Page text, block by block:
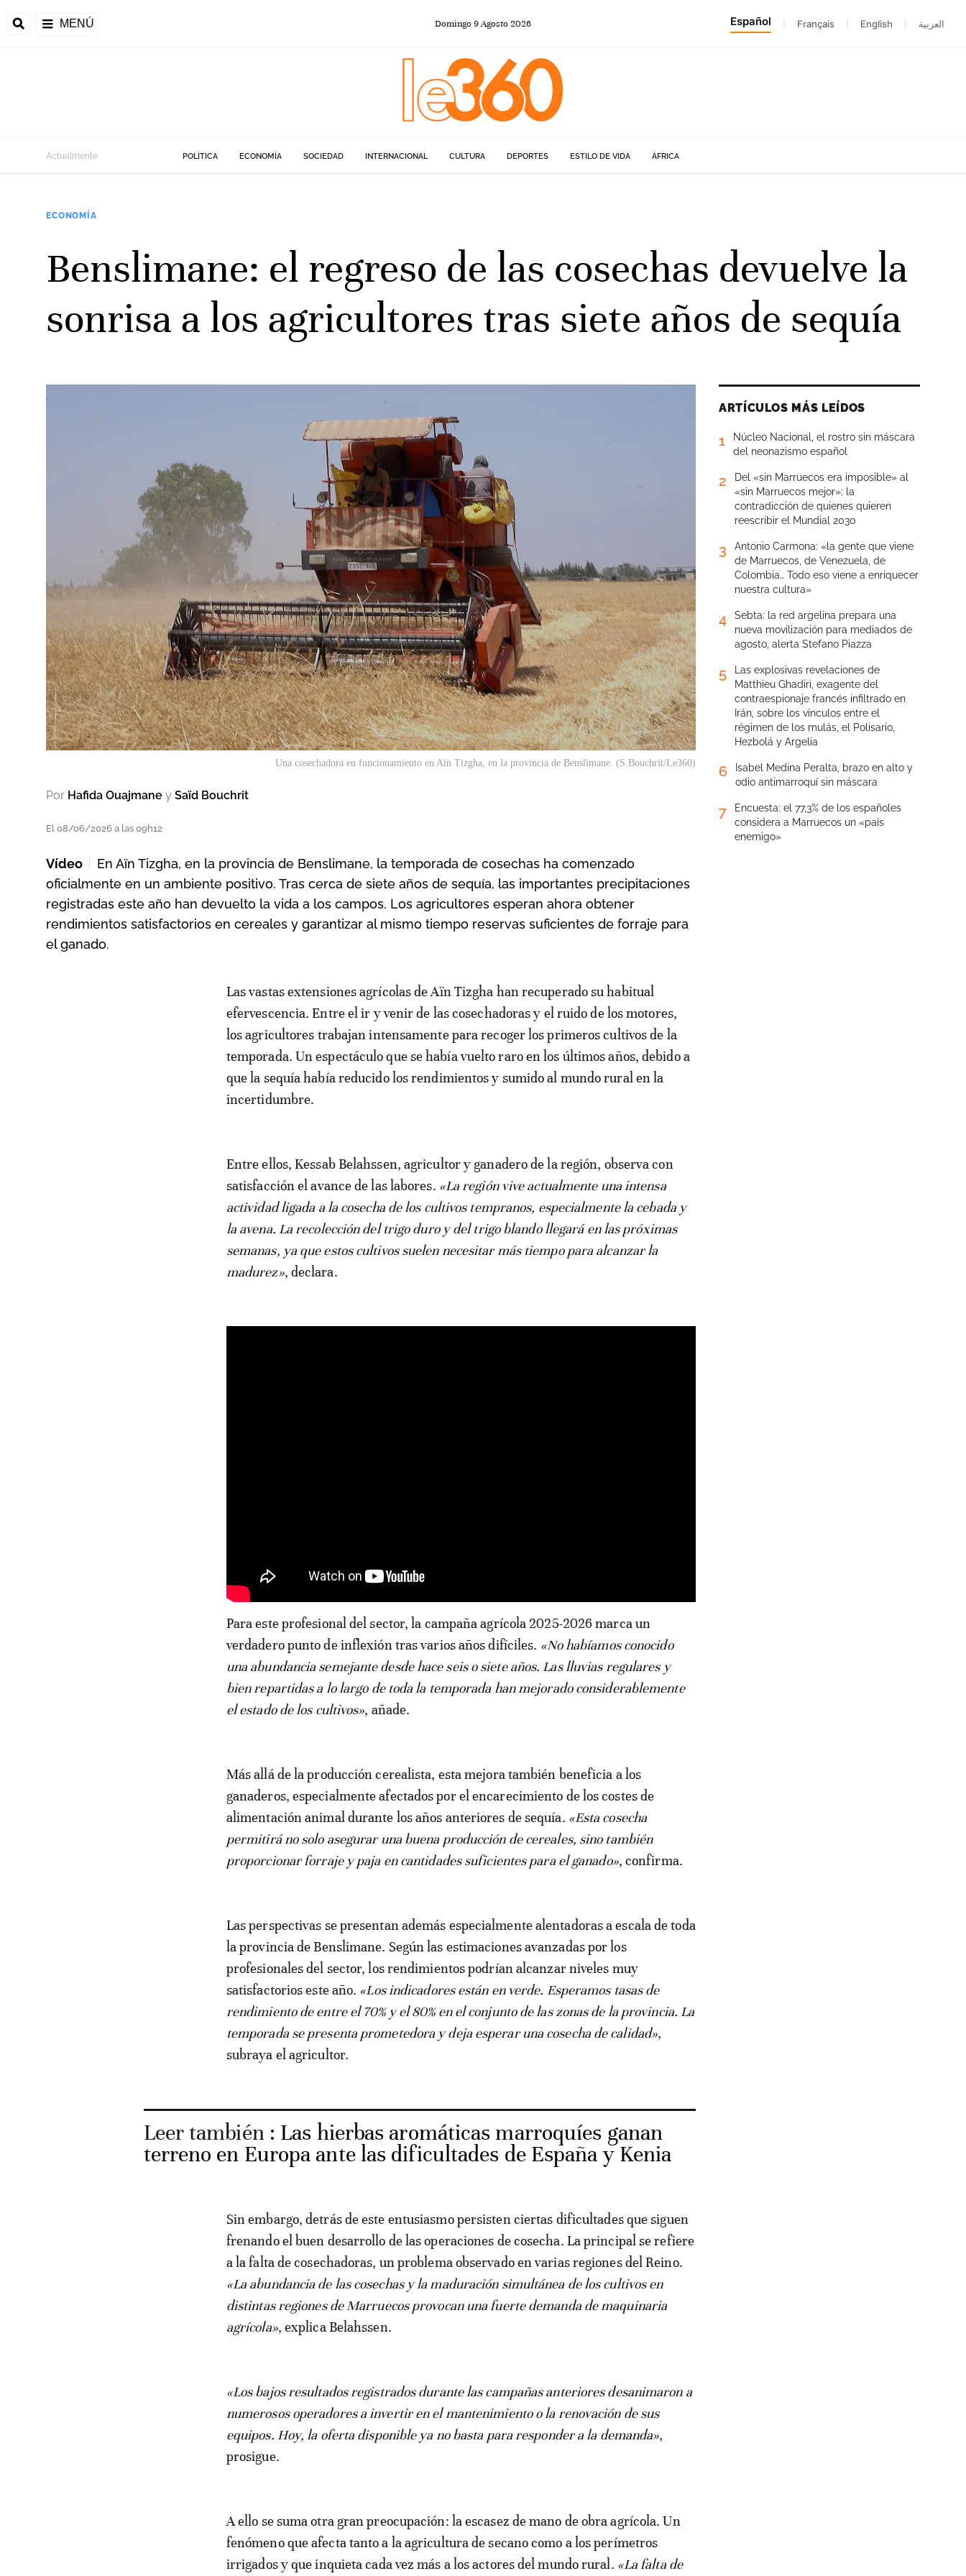
MENÚ Domingo 9Agosto 2026 Español Français English العربية
Actualmente POLÍTICA ECONOMÍA SOCIEDAD INTERNACIONAL CULTURA DEPORTES ESTILO DE VIDA ÁFRICA
ECONOMÍA
Benslimane: el regreso de las cosechas devuelve la
sonrisa a los agricultores tras siete años de sequía
Una cosechadora en funcionamiento en Aïn Tizgha, en la provincia de Benslimane. (S.Bouchrit/Le360)
Por Hafida Ouajmane y Saïd Bouchrit
El 08/06/2026 a las 09h12
Vídeo
En Aïn Tizgha, en la provincia de Benslimane, la temporada de cosechas ha comenzado
oficialmente en un ambiente positivo. Tras cerca de siete años de sequía, las importantes precipitaciones
registradas este año han devuelto la vida a los campos. Los agricultores esperan ahora obtener
rendimientos satisfactorios en cereales y garantizar al mismo tiempo reservas suficientes de forraje para
el ganado.
Las vastas extensiones agrícolas de Aïn Tizgha han recuperado su habitual
efervescencia. Entre el ir y venir de las cosechadoras y el ruido de los motores,
los agricultores trabajan intensamente para recoger los primeros cultivos de la
temporada. Un espectáculo que se había vuelto raro en los últimos años, debido a
que la sequía había reducido los rendimientos y sumido al mundo rural en la
incertidumbre.
Entre ellos, Kessab Belahssen, agricultor y ganadero de la región, observa con
satisfacción el avance de las labores. «La región vive actualmente una intensa
actividad ligada a la cosecha de los cultivos tempranos, especialmente la cebada y
la avena. La recolección del trigo duro y del trigo blando llegará en las próximas
semanas, ya que estos cultivos suelen necesitar más tiempo para alcanzar la
madurez», declara.
Para este profesional del sector, la campaña agrícola 2025-2026 marca un
verdadero punto de inflexión tras varios años difíciles. «No habíamos conocido
una abundancia semejante desde hace seis o siete años. Las lluvias regulares y
bien repartidas a lo largo de toda la temporada han mejorado considerablemente
el estado de los cultivos», añade.
Más allá de la producción cerealista, esta mejora también beneficia a los
ganaderos, especialmente afectados por el encarecimiento de los costes de
alimentación animal durante los años anteriores de sequía. «Esta cosecha
permitirá no solo asegurar una buena producción de cereales, sino también
proporcionar forraje y paja en cantidades suficientes para el ganado», confirma.
Las perspectivas se presentan además especialmente alentadoras a escala de toda
la provincia de Benslimane. Según las estimaciones avanzadas por los
profesionales del sector, los rendimientos podrían alcanzar niveles muy
satisfactorios este año. «Los indicadores están en verde. Esperamos tasas de
rendimiento de entre el 70% y el 80% en el conjunto de las zonas de la provincia. La
temporada se presenta prometedora y deja esperar una cosecha de calidad»,
subraya el agricultor.
Leer también : Las hierbas aromáticas marroquíes ganan
terreno en Europa ante las dificultades de España y Kenia
Sin embargo, detrás de este entusiasmo persisten ciertas dificultades que siguen
frenando el buen desarrollo de las operaciones de cosecha. La principal se refiere
a la falta de cosechadoras, un problema observado en varias regiones del Reino.
«La abundancia de las cosechas y la maduración simultánea de los cultivos en
distintas regiones de Marruecos provocan una fuerte demanda de maquinaria
agrícola», explica Belahssen.
«Los bajos resultados registrados durante las campañas anteriores desanimaron a
numerosos operadores a invertir en el mantenimiento o la renovación de sus
equipos. Hoy, la oferta disponible ya no basta para responder a la demanda»,
prosigue.
A ello se suma otra gran preocupación: la escasez de mano de obra agrícola. Un
fenómeno que afecta tanto a la agricultura de secano como a los perímetros
irrigados y que inquieta cada vez más a los actores del mundo rural. «La falta de
ARTÍCULOS MÁS LEÍDOS
1
Núcleo Nacional, el rostro sin máscara
del neonazismo español
2
Del «sin Marruecos era imposible» al
«sin Marruecos mejor»: la
contradicción de quienes quieren
reescribir el Mundial 2030
3
Antonio Carmona: «la gente que viene
de Marruecos, de Venezuela, de
Colombia… Todo eso viene a enriquecer
nuestra cultura»
4
Sebta: la red argelina prepara una
nueva movilización para mediados de
agosto, alerta Stefano Piazza
5
Las explosivas revelaciones de
Matthieu Ghadiri, exagente del
contraespionaje francés infiltrado en
Irán, sobre los vínculos entre el
régimen de los mulás, el Polisario,
Hezbolá y Argelia
6
Isabel Medina Peralta, brazo en alto y
odio antimarroquí sin máscara
7
Encuesta: el 77,3% de los españoles
considera a Marruecos un «país
enemigo»